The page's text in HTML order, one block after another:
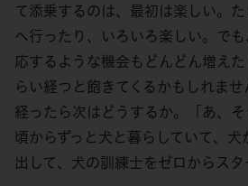
て添乗するのは、最初は楽しい。
へ行ったり、いろいろ楽しい。で
応するような機会もどんどん増え
らい経つと飽きてくるかもしれま
経ったら次はどうするか。「あ、
頃からずっと犬と暮らしていて、
出して、犬の訓練士をゼロからスタ